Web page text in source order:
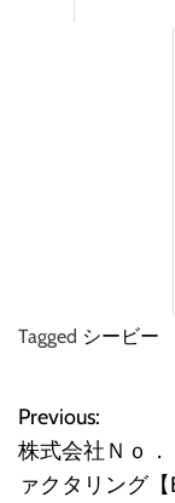
Tagged シービー
投
稿
Previous:
株式会社Ｎｏ．
ァクタリング【